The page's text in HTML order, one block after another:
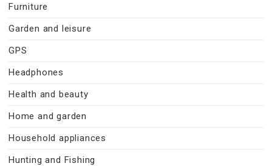
Furniture
Garden and leisure
GPS
Headphones
Health and beauty
Home and garden
Household appliances
Hunting and Fishing